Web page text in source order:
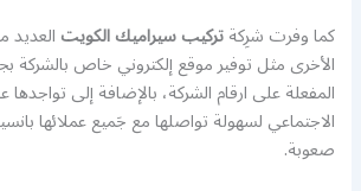
كما وفرت شرِكةتركيب سيراميك الكويت
الأخرى مثل توفير موقع إلكتروني خاص بالشركة
المفعلة على ارقام الشركة، بالإضافة إلى تواجدها
الاجتماعي لسهولة تواصلها مع جَميع عملائها
صعوبة.